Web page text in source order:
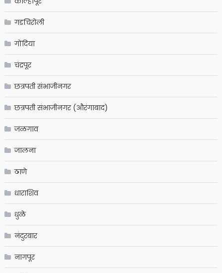
गडचिरोली
गोंदिया
चंद्रपूर
छत्रपती संभाजीनगर
छत्रपती संभाजीनगर (औरंगाबाद)
जळगाव
जालना
ठाणे
धाराशिव
धुळे
नंदुरबार
नागपूर